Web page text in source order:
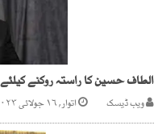
الطاف حسین کا راستہ روکنے
ویب ڈیسک اتوار, ۱۶ جولائی ۲۰۲۳